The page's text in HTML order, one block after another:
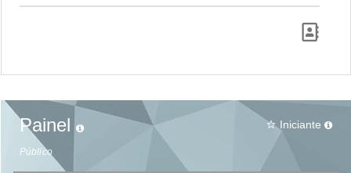
Painel
Público
star_border Iniciante